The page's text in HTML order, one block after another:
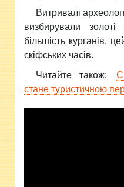
Витривалі
визбирували
більшість курганів,
скіфських часів.
Читайте також:
стане туристичною